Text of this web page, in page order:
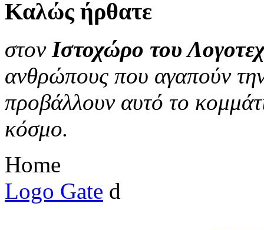
Καλώς ήρθατε
στον Ιστοχώρο του
ανθρώπους που αγαπούν
προβάλλουν αυτό το
κόσμο.
Home
Logo Gate d